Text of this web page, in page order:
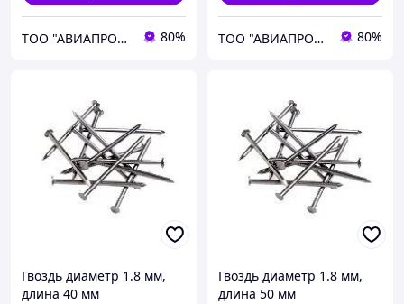
ТОО "АВИАПРОМСТАЛЬ" 80% ТОО "АВИАПРОМСТАЛЬ" 80%
Гвоздь диаметр 1.8 мм,
длина 40 мм
Гвоздь диаметр 1.8 мм,
длина 50 мм